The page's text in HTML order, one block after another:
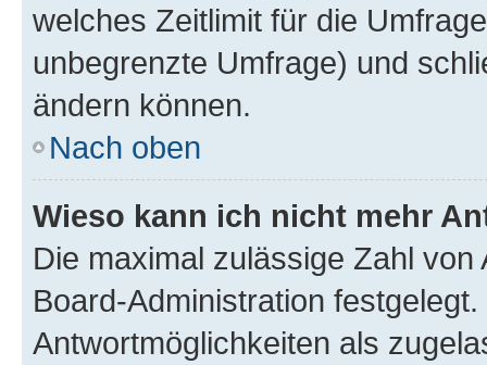
welches Zeitlimit für die
unbegrenzte Umfrage) und
ändern können.
Nach oben
Wieso kann ich nicht mehr
Die maximal zulässige Zahl
Board-Administration
Antwortmöglichkeiten als